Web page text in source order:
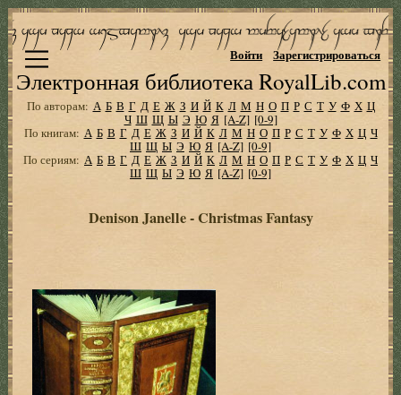
Электронная библиотека RoyalLib.com
Войти Зарегистрироваться
По авторам: А Б В Г Д Е Ж З И Й К Л М Н О П Р С Т У Ф Х Ц
Ч Ш Щ Ы Э Ю Я [A-Z] [0-9]
По книгам: А Б В Г Д Е Ж З И Й К Л М Н О П Р С Т У Ф Х Ц Ч
Ш Щ Ы Э Ю Я [A-Z] [0-9]
По сериям: А Б В Г Д Е Ж З И Й К Л М Н О П Р С Т У Ф Х Ц Ч
Ш Щ Ы Э Ю Я [A-Z] [0-9]
Denison Janelle - Christmas Fantasy